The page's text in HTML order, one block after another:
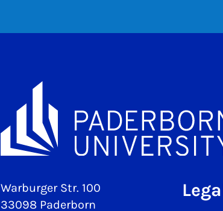
Warburger Str. 100
33098 Paderborn